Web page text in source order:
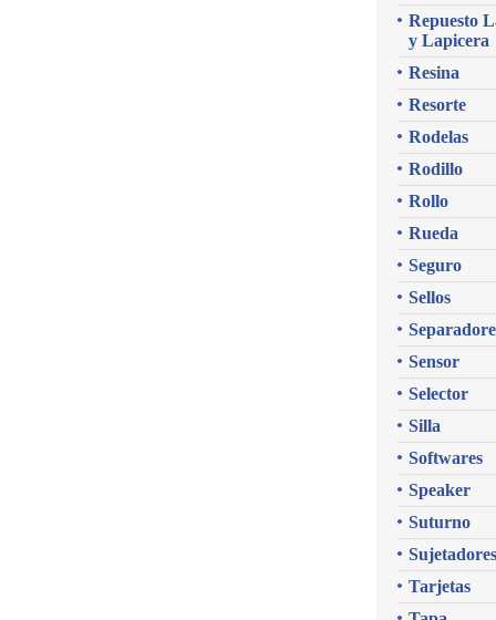
Repuesto
y Lapicera
Resina
Resorte
Rodelas
Rodillo
Rollo
Rueda
Seguro
Sellos
Sensor
Selector
Silla
Softwares
Speaker
Suturno
Sujetadores
Tarjetas